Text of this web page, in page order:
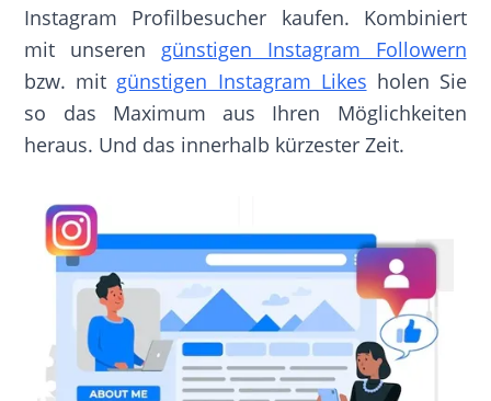
Instagram Profilbesucher kaufen. Kombiniert
mit unseren günstigen Instagram Followern
bzw. mit günstigen Instagram Likes holen Sie
so das Maximum aus Ihren Möglichkeiten
heraus. Und das innerhalb kürzester Zeit.